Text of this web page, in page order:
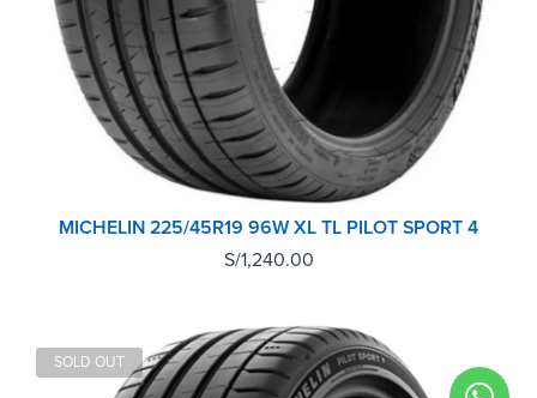
MICHELIN 225/45R19 96W XL TL PILOT SPORT 4
S/1,240.00
SOLD OUT